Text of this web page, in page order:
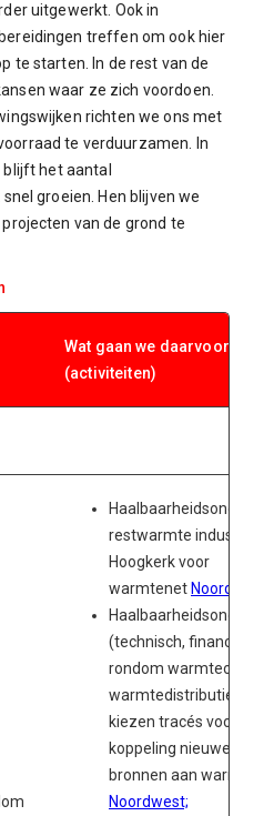
uitgewerkt. Ook in
treffen om ook hier
te starten. In de rest van de
waar ze zich voordoen.
richten we ons met
te verduurzamen. In
het aantal
groeien. Hen blijven we
van de grond te
Wat gaan we daarvoor doen
(activiteiten)
restwarmte industrie
Hoogkerk voor
warmtenet Noordwest
(technisch, financieel)
rondom warmteopslag,
warmtedistributie en te
kiezen tracés voor
koppeling nieuwe
bronnen aan
Noordwest;